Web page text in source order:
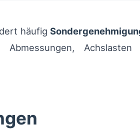
häufig
Achslasten